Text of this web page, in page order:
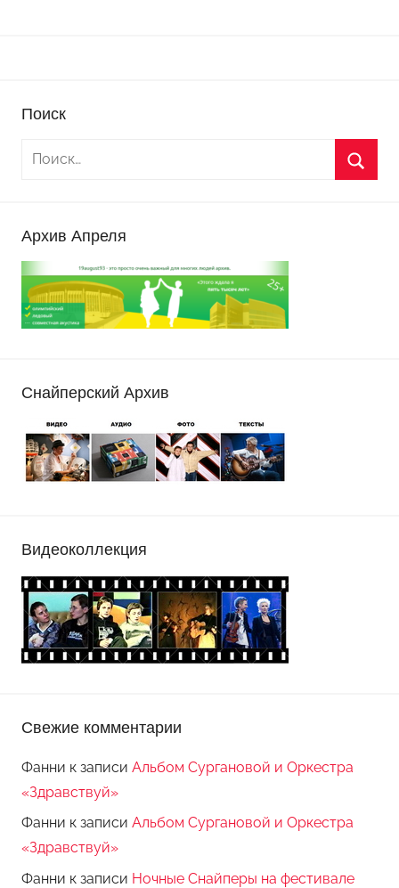
Поиск
Архив Апреля
Снайперский Архив
Видеоколлекция
Свежие комментарии
Фанни к записи Альбом Сургановой и Оркестра
«Здравствуй»
Фанни к записи Альбом Сургановой и Оркестра
«Здравствуй»
Фанни к записи Ночные Снайперы на фестивале